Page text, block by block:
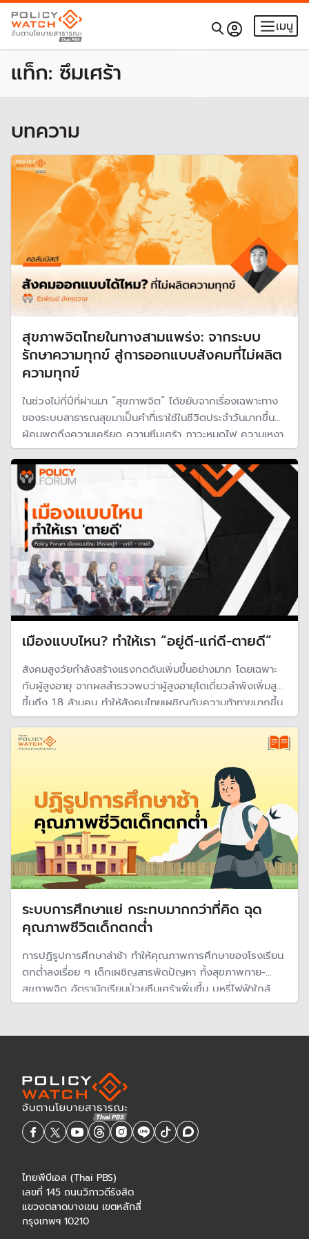
เมนู
แท็ก: ซึมเศร้า
บทความ
สุขภาพจิตไทยในทางสามแพร่ง: จากระบบ
รักษาความทุกข์ สู่การออกแบบสังคมที่ไม่ผลิต
ความทุกข์
ในช่วงไม่กี่ปีที่ผ่านมา “สุขภาพจิต” ได้ขยับจากเรื่องเฉพาะทาง
ของระบบสาธารณสุขมาเป็นคำที่เราใช้ในชีวิตประจำวันมากขึ้น
ผู้คนพูดถึงความเครียด ความซึมเศร้า ภาวะหมดไฟ ความเหงา
ความโดดเดี่ยว และการดูแลใจตนเองมากขึ้นกว่าเดิม
เมืองแบบไหน? ทำให้เรา “อยู่ดี-แก่ดี-ตายดี”
สังคมสูงวัยกำลังสร้างแรงกดดันเพิ่มขึ้นอย่างมาก โดยเฉพาะ
กับผู้สูงอายุ จากผลสำรวจพบว่าผู้สูงอายุโดเดี่ยวลำพังเพิ่มสูง
ขึ้นถึง 1.8 ล้านคน ทำให้สังคมไทยเผชิญกับความท้าทายมากขึ้น
ในยุคการขยายตัวของความเป็นเมือง ยิ่งทำให้ปัญหารุนแรงขึ้น
และการออกแบบเพื่อรองรับมีความซับซ้อน นำไปสู่ความเหลื่อม
ล้ำยิ่งขึ้น
ระบบการศึกษาแย่ กระทบมากกว่าที่คิด ฉุด
คุณภาพชีวิตเด็กตกต่ำ
การปฏิรูปการศึกษาล่าช้า ทำให้คุณภาพการศึกษาของโรงเรียน
ตกต่ำลงเรื่อย ๆ เด็กเผชิญสารพัดปัญหา ทั้งสุขภาพกาย-
สุขภาพจิต อัตรานักเรียนป่วยซึมเศร้าเพิ่มขึ้น บุหรี่ไฟฟ้าใกล้
โรงเรียน เพิ่มขึ้น ขณะที่เด็กไทยส่วนใหญ่ไม่กินอาหารเช้าก่อนไป
ไทยพีบีเอส (Thai PBS)
เลขที่ 145 ถนนวิภาวดีรังสิต
แขวงตลาดบางเขน เขตหลักสี่
กรุงเทพฯ 10210